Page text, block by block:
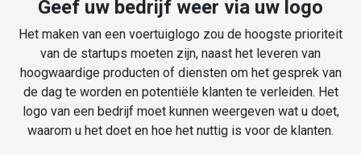
Geef uw bedrijf weer via uw logo
Het maken van een voertuiglogo zou de hoogste prioriteit
van de startups moeten zijn, naast het leveren van
hoogwaardige producten of diensten om het gesprek van
de dag te worden en potentiële klanten te verleiden. Het
logo van een bedrijf moet kunnen weergeven wat u doet,
waarom u het doet en hoe het nuttig is voor de klanten.